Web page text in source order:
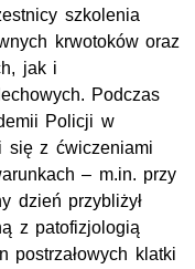
szkolenia
krwotoków oraz
jak i
Podczas
Policji w
się z ćwiczeniami
– m.in. przy
dzień przybliżył
z patofizjologią
postrzałowych klatki